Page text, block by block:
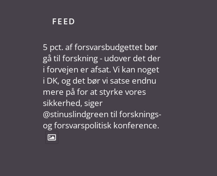
FEED
5 pct. af forsvarsbudgettet bør
gå til forskning - udover det der
i forvejen er afsat. Vi kan noget
i DK, og det bør vi satse endnu
mere på for at styrke vores
sikkerhed, siger
@stinuslindgreen til forsknings-
og forsvarspolitisk konference.